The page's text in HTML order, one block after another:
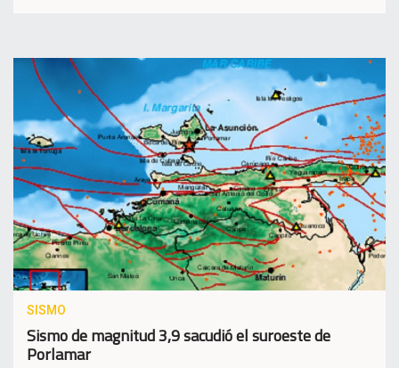
SISMO
Sismo de magnitud 3,9 sacudió el suroeste de
Porlamar